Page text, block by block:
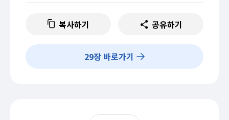
복사하기 공유하기
29장 바로가기